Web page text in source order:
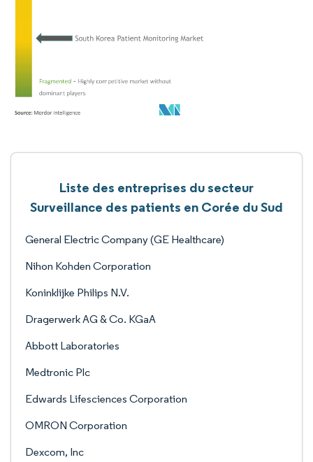
Liste des entreprises du secteur
Surveillance des patients en Corée du Sud
General Electric Company (GE Healthcare)
Nihon Kohden Corporation
Koninklijke Philips N.V.
Dragerwerk AG & Co. KGaA
Abbott Laboratories
Medtronic Plc
Edwards Lifesciences Corporation
OMRON Corporation
Dexcom, Inc